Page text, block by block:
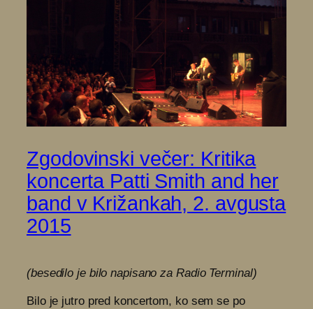
Zgodovinski večer: Kritika
koncerta Patti Smith and her
band v Križankah, 2. avgusta
2015
(besedilo je bilo napisano za Radio Terminal)
Bilo je jutro pred koncertom, ko sem se po